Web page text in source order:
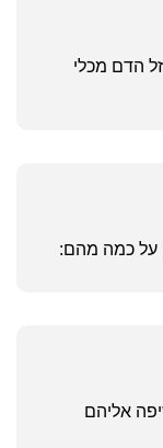
הדם מכלי
על כמה מהם:
אליהם